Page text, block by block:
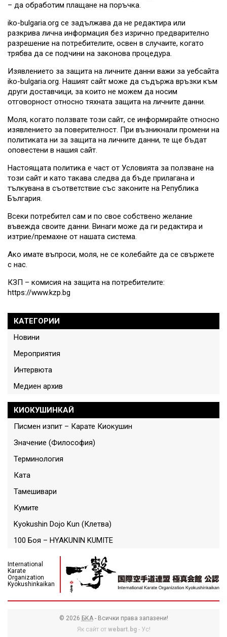
КАТЕГОРИИ
Новини
Мероприятия
Интервюта
Медиен архив
КИОКУШИНКАЙ
Писмен изпит – Карате Киокушин
Значение (Философия)
Терминология
Ката
Тамешивари
Кумите
Kyokushin Dojo Kun (Клетва)
100 Боя – HYAKUNIN KUMITE
– да обработим плащане на поръчка.
iko-bulgaria.org се задължава да не редактира или
разкрива лична информация без изрично предварително
разрешение на потребителите, освен в случаите, когато
трябва да се подчини на законова процедура.
Изявлението за защита на личните данни важи за уебсайта
iko-bulgaria.org. Нашият сайт може да съдържа връзки към
други доставчици, за които не можем да носим
отговорност относно тяхната защита на личните данни.
Моля, когато ползвате този сайт, се информирайте относно
изявлението за поверителност. При възникнали промени на
политиката ни за защита на личните данни, те ще бъдат
оповестени в нашия сайт.
Настоящата политика е част от Условията за ползване на
този сайт и като такава следва да бъде прилагана и
тълкувана в съответствие със законите на Република
България.
Всеки потребител сам и по свое собствено желание
въвежда своите данни. Винаги може да ги редактира и
изтрие/премахне от нашата система.
Ако имате въпроси, моля, не се колебайте да се свържете
с нас.
КЗП – комисия на защита на потребителите:
https://www.kzp.bg
International
Karate
Organization
Kyokushinkaikan
© 2026 БКА- Всички права запазени!
Як сайт от webart.bg- Ус!